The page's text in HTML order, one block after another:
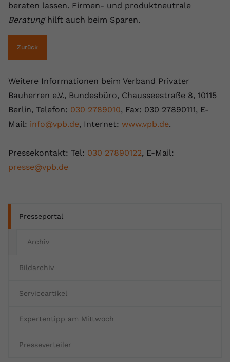
Presseportal
Archiv
Bildarchiv
Serviceartikel
Expertentipp am Mittwoch
Presseverteiler
beraten lassen. Firmen- und produktneutrale
Beratunghilft auch beim Sparen.
Zurück
Weitere Informationen beim Verband Privater
Bauherren e.V., Bundesbüro, Chausseestraße 8, 10115
Berlin, Telefon: 030 2789010, Fax: 030 27890111, E-
Mail: info@vpb.de, Internet: www.vpb.de.
Pressekontakt: Tel: 030 27890122, E-Mail:
presse@vpb.de
Laufzeit Session
Zweck
Videos verwendet.